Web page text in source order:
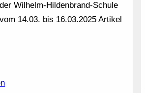
Wilhelm-Hildenbrand-Schule
14.03. bis 16.03.2025 Artikel